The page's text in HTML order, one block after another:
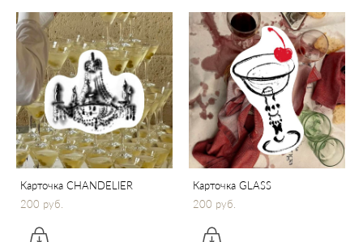
Карточка CHANDELIER
200 pуб.
Карточка GLASS
200 pуб.